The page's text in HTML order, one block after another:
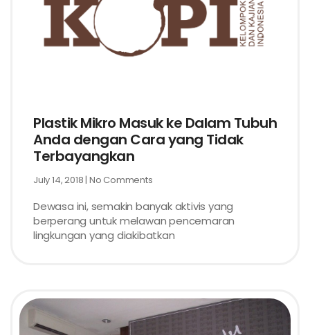
Plastik Mikro Masuk ke Dalam Tubuh
Anda dengan Cara yang Tidak
Terbayangkan
July 14, 2018 No Comments
Dewasa ini, semakin banyak aktivis yang
berperang untuk melawan pencemaran
lingkungan yang diakibatkan